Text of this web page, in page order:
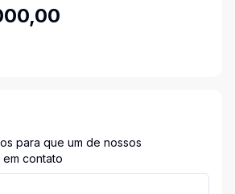
para que um de nossos
contato